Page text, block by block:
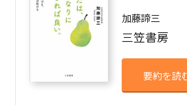
加藤諦三
三笠書房
要約を読